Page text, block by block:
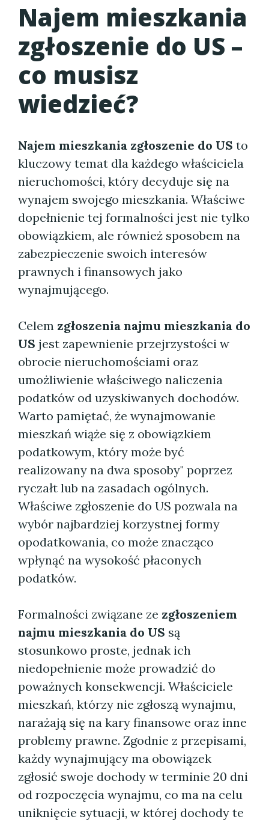
Najem mieszkania
zgłoszenie do US –
co musisz
wiedzieć?
Najem mieszkania zgłoszenie do US to
kluczowy temat dla każdego właściciela
nieruchomości, który decyduje się na
wynajem swojego mieszkania. Właściwe
dopełnienie tej formalności jest nie tylko
obowiązkiem, ale również sposobem na
zabezpieczenie swoich interesów
prawnych i finansowych jako
wynajmującego.
Celem zgłoszenia najmu mieszkania do
US jest zapewnienie przejrzystości w
obrocie nieruchomościami oraz
umożliwienie właściwego naliczenia
podatków od uzyskiwanych dochodów.
Warto pamiętać, że wynajmowanie
mieszkań wiąże się z obowiązkiem
podatkowym, który może być
realizowany na dwa sposoby" poprzez
ryczałt lub na zasadach ogólnych.
Właściwe zgłoszenie do US pozwala na
wybór najbardziej korzystnej formy
opodatkowania, co może znacząco
wpłynąć na wysokość płaconych
podatków.
Formalności związane ze zgłoszeniem
najmu mieszkania do US są
stosunkowo proste, jednak ich
niedopełnienie może prowadzić do
poważnych konsekwencji. Właściciele
mieszkań, którzy nie zgłoszą wynajmu,
narażają się na kary finansowe oraz inne
problemy prawne. Zgodnie z przepisami,
każdy wynajmujący ma obowiązek
zgłosić swoje dochody w terminie 20 dni
od rozpoczęcia wynajmu, co ma na celu
uniknięcie sytuacji, w której dochody te